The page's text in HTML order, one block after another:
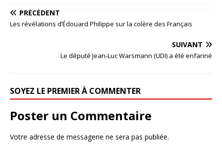
PRÉCÉDENT
Les révélations d’Édouard Philippe sur la colère des Français
SUIVANT
Le député Jean-Luc Warsmann (UDI) a été enfariné
SOYEZ LE PREMIER À COMMENTER
Poster un Commentaire
Votre adresse de messagerie ne sera pas publiée.